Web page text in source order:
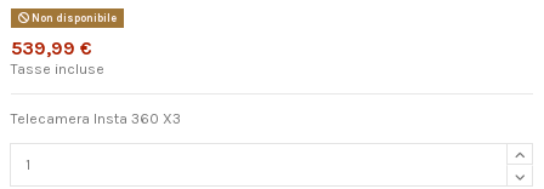
Non disponibile
539,99 €
Tasse incluse
Telecamera Insta 360 X3